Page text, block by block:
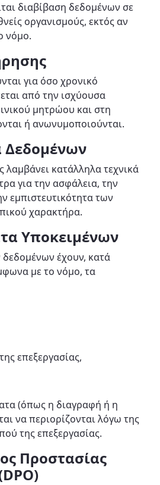
διαβίβαση δεδομένων σε
οργανισμούς, εκτός αν
νόμο.
για όσο χρονικό
από την ισχύουσα
μητρώου και στη
ή ανωνυμοποιούνται.
Δεδομένων
κατάλληλα τεχνικά
για την ασφάλεια, την
εμπιστευτικότητα των
χαρακτήρα.
Υποκειμένων
έχουν, κατά
με το νόμο, τα
επεξεργασίας,
(όπως η διαγραφή ή η
να περιορίζονται λόγω της
της επεξεργασίας.
Προστασίας